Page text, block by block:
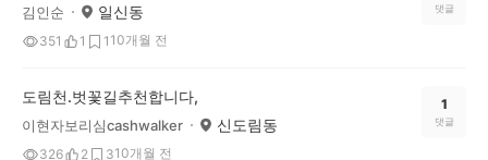
김인순 일신동
351 1 1 10개월 전
댓글
도림천.벗꽃길추천합니다,
이현자보리심cashwalker 신도림동
326 2 310개월 전
1
댓글